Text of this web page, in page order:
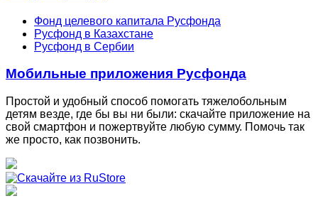
Фонд целевого капитала Русфонда
Русфонд в Казахстане
Русфонд в Сербии
Мобильные приложения Русфонда
Простой и удобный способ помогать тяжелобольным
детям везде, где бы вы ни были: скачайте приложение на
свой смартфон и пожертвуйте любую сумму. Помочь так
же просто, как позвонить.